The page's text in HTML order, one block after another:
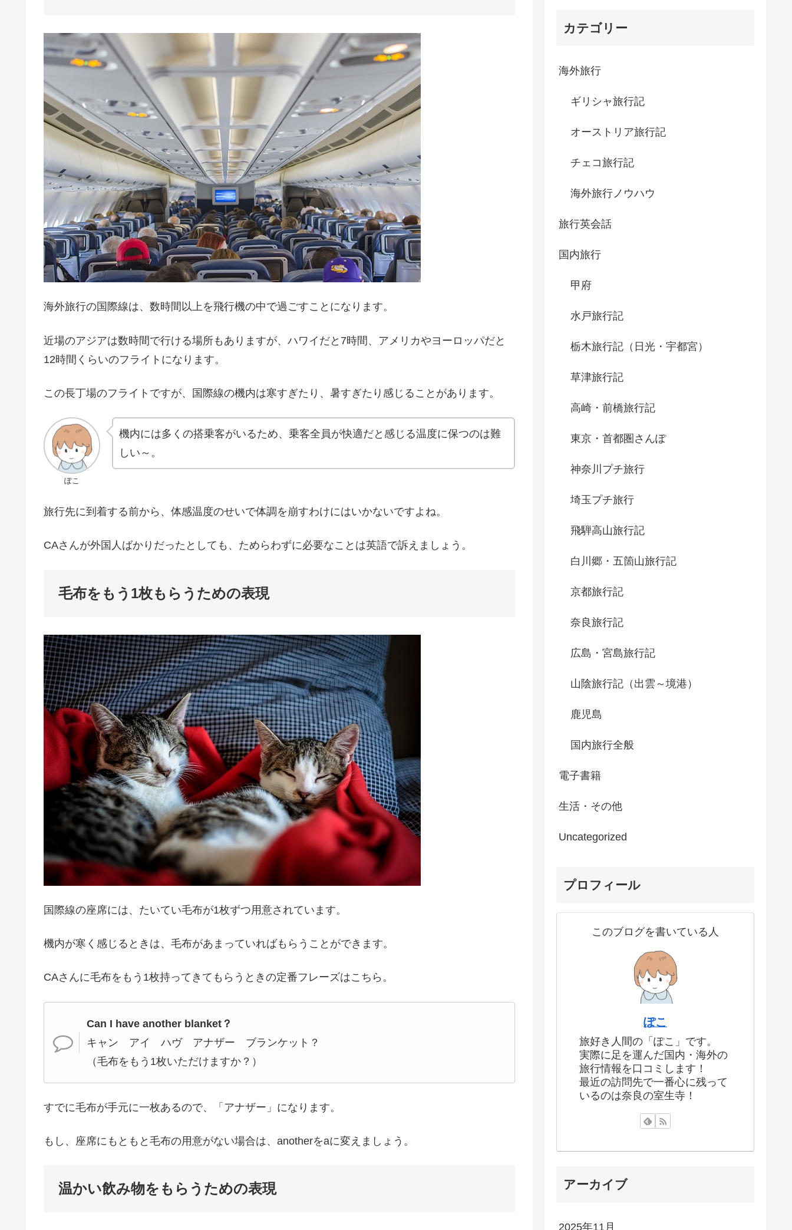
海外旅行の国際線は、数時間以上を飛行機の中で過ごすことになります。
近場のアジアは数時間で行ける場所もありますが、ハワイだと7時間、アメリカやヨーロッパだと
12時間くらいのフライトになります。
この長丁場のフライトですが、国際線の機内は寒すぎたり、暑すぎたり感じることがあります。
ぽこ
機内には多くの搭乗客がいるため、乗客全員が快適だと感じる温度に保つのは難
しい～。
旅行先に到着する前から、体感温度のせいで体調を崩すわけにはいかないですよね。
CAさんが外国人ばかりだったとしても、ためらわずに必要なことは英語で訴えましょう。
毛布をもう1枚もらうための表現
国際線の座席には、たいてい毛布が1枚ずつ用意されています。
機内が寒く感じるときは、毛布があまっていればもらうことができます。
CAさんに毛布をもう1枚持ってきてもらうときの定番フレーズはこちら。
Can I have another blanket？
キャン アイ ハヴ アナザー ブランケット？
（毛布をもう1枚いただけますか？）
すでに毛布が手元に一枚あるので、「アナザー」になります。
もし、座席にもともと毛布の用意がない場合は、anotherをaに変えましょう。
温かい飲み物をもらうための表現
カテゴリー
海外旅行
ギリシャ旅行記
オーストリア旅行記
チェコ旅行記
海外旅行ノウハウ
旅行英会話
国内旅行
甲府
水戸旅行記
栃木旅行記（日光・宇都宮）
草津旅行記
高崎・前橋旅行記
東京・首都圏さんぽ
神奈川プチ旅行
埼玉プチ旅行
飛騨高山旅行記
白川郷・五箇山旅行記
京都旅行記
奈良旅行記
広島・宮島旅行記
山陰旅行記（出雲～境港）
鹿児島
国内旅行全般
電子書籍
生活・その他
Uncategorized
プロフィール
このブログを書いている人
ぽこ
旅好き人間の「ぽこ」です。
実際に足を運んだ国内・海外の
旅行情報を口コミします！
最近の訪問先で一番心に残って
いるのは奈良の室生寺！
アーカイブ
2025年11月